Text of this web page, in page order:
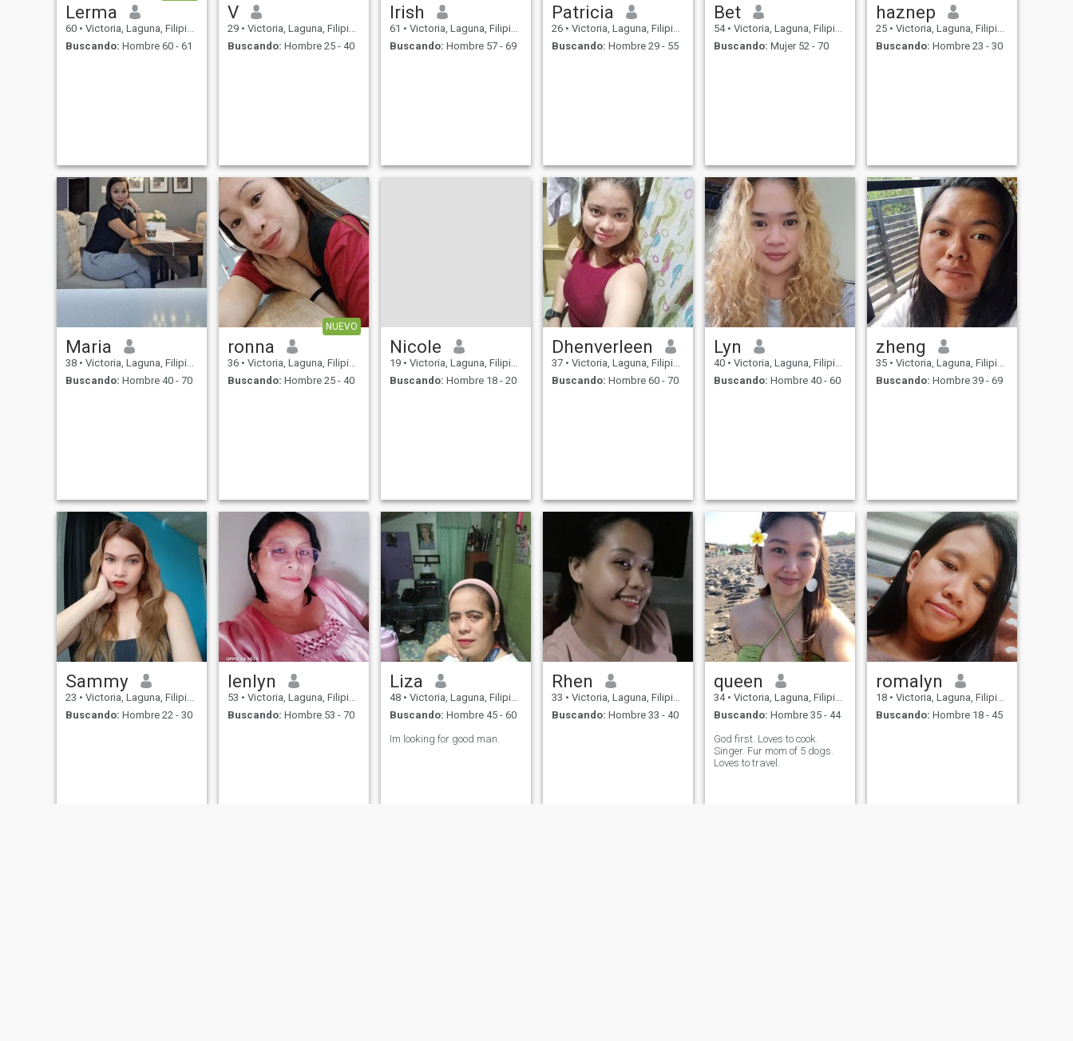
Lerma
60 • Victoria, Laguna, Filipinas
Buscando: Hombre 60 - 61
V
29 • Victoria, Laguna, Filipinas
Buscando: Hombre 25 - 40
Irish
61 • Victoria, Laguna, Filipinas
Buscando: Hombre 57 - 69
Patricia
26 • Victoria, Laguna, Filipinas
Buscando: Hombre 29 - 55
Bet
54 • Victoria, Laguna, Filipinas
Buscando: Mujer 52 - 70
haznep
25 • Victoria, Laguna, Filipinas
Buscando: Hombre 23 - 30
Maria
38 • Victoria, Laguna, Filipinas
Buscando: Hombre 40 - 70
NUEVO
ronna
36 • Victoria, Laguna, Filipinas
Buscando: Hombre 25 - 40
Nicole
19 • Victoria, Laguna, Filipinas
Buscando: Hombre 18 - 20
Dhenverleen
37 • Victoria, Laguna, Filipinas
Buscando: Hombre 60 - 70
Lyn
40 • Victoria, Laguna, Filipinas
Buscando: Hombre 40 - 60
zheng
35 • Victoria, Laguna, Filipinas
Buscando: Hombre 39 - 69
Sammy
23 • Victoria, Laguna, Filipinas
Buscando: Hombre 22 - 30
lenlyn
53 • Victoria, Laguna, Filipinas
Buscando: Hombre 53 - 70
Liza
48 • Victoria, Laguna, Filipinas
Buscando: Hombre 45 - 60
Im looking for good man.
Rhen
33 • Victoria, Laguna, Filipinas
Buscando: Hombre 33 - 40
queen
34 • Victoria, Laguna, Filipinas
Buscando: Hombre 35 - 44
God first. Loves to cook.
Singer. Fur mom of 5 dogs.
Loves to travel.
romalyn
18 • Victoria, Laguna, Filipinas
Buscando: Hombre 18 - 45